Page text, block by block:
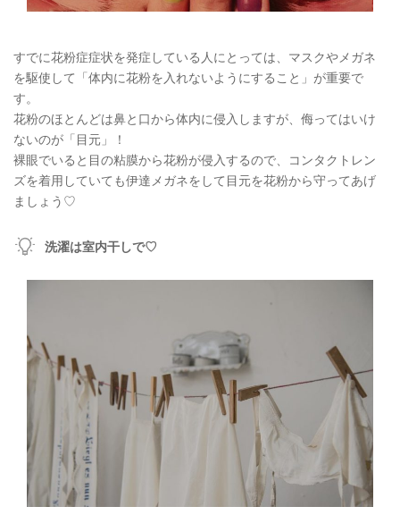
すでに花粉症症状を発症している人にとっては、マスクやメガネ
を駆使して「体内に花粉を入れないようにすること」が重要で
す。
花粉のほとんどは鼻と口から体内に侵入しますが、侮ってはいけ
ないのが「目元」！
裸眼でいると目の粘膜から花粉が侵入するので、コンタクトレン
ズを着用していても伊達メガネをして目元を花粉から守ってあげ
ましょう♡
洗濯は室内干しで♡